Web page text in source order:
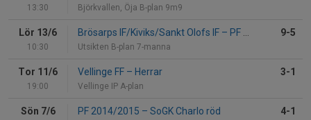
13:30 Björkvallen, Öja B-plan 9m9
Lör 13/6
10:30
Brösarps IF/Kiviks/Sankt Olofs IF – PF 2014/2015
Utsikten B-plan 7-manna
9-5
Tor 11/6
19:00
Vellinge FF – Herrar
Vellinge IP A-plan
3-1
Sön 7/6 PF 2014/2015 – SoGK Charlo röd 4-1